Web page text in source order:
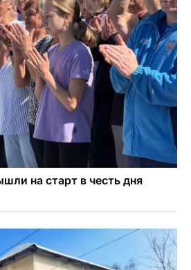
наказал дачников за